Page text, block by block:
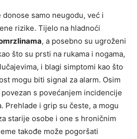
samo neugodu, već i
rizike. Tijelo na hladnoći
, a posebno su ugroženi
što su prsti na rukama i nogama,
i blagi simptomi kao što
mogu biti signal za alarm. Osim
s povećanjem incidencije
Prehlade i grip su česte, a mogu
starije osobe i one s hroničnim
takođe može pogoršati